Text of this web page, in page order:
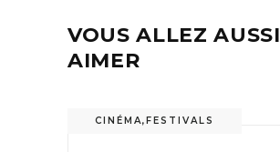
VOUS ALLEZ AUSSI
AIMER
CINÉMA, FESTIVALS